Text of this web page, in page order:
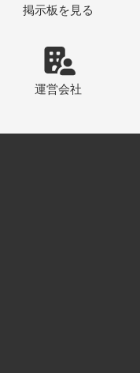
掲示板 を見る
運営会社